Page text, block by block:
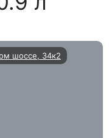
шоссе, 34к2